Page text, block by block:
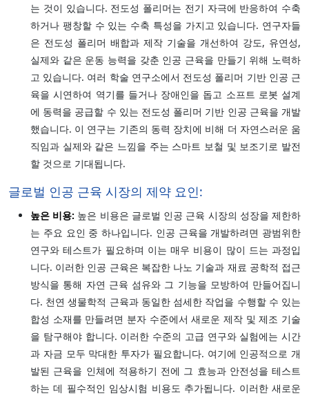
는 것이 있습니다. 전도성 폴리머는 전기 자극에 반응하여 수축
하거나 팽창할 수 있는 수축 특성을 가지고 있습니다. 연구자들
은 전도성 폴리머 배합과 제작 기술을 개선하여 강도, 유연성,
실제와 같은 운동 능력을 갖춘 인공 근육을 만들기 위해 노력하
고 있습니다. 여러 학술 연구소에서 전도성 폴리머 기반 인공 근
육을 시연하여 역기를 들거나 장애인을 돕고 소프트 로봇 설계
에 동력을 공급할 수 있는 전도성 폴리머 기반 인공 근육을 개발
했습니다. 이 연구는 기존의 동력 장치에 비해 더 자연스러운 움
직임과 실제와 같은 느낌을 주는 스마트 보철 및 보조기로 발전
할 것으로 기대됩니다.
글로벌 인공 근육 시장의 제약 요인:
높은 비용: 높은 비용은 글로벌 인공 근육 시장의 성장을 제한하
는 주요 요인 중 하나입니다. 인공 근육을 개발하려면 광범위한
연구와 테스트가 필요하며 이는 매우 비용이 많이 드는 과정입
니다. 이러한 인공 근육은 복잡한 나노 기술과 재료 공학적 접근
방식을 통해 자연 근육 섬유와 그 기능을 모방하여 만들어집니
다. 천연 생물학적 근육과 동일한 섬세한 작업을 수행할 수 있는
합성 소재를 만들려면 분자 수준에서 새로운 제작 및 제조 기술
을 탐구해야 합니다. 이러한 수준의 고급 연구와 실험에는 시간
과 자금 모두 막대한 투자가 필요합니다. 여기에 인공적으로 개
발된 근육을 인체에 적용하기 전에 그 효능과 안전성을 테스트
하는 데 필수적인 임상시험 비용도 추가됩니다. 이러한 새로운